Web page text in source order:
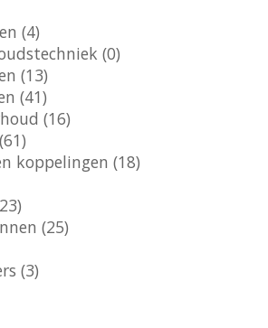
(4)
(0)
(13)
(41)
(16)
(61)
koppelingen (18)
(25)
(3)